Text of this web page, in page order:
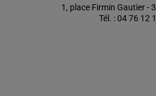
1, place Firmin Gautier -
Tél. : 04 76 12